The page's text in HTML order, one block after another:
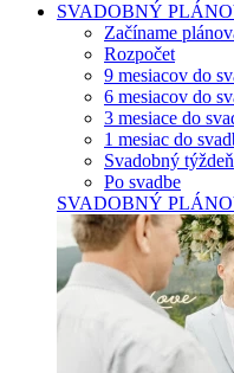
SVADOBNÝ
Začíname
Rozpočet
9 mesiacov do
6 mesiacov do
3 mesiace do
1 mesiac do
Svadobný týždeň
Po svadbe
SVADOBNÝ